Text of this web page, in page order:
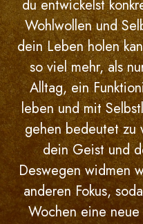
du entwickelst
Wohlwollen und
dein Leben holen
so viel mehr, als
Alltag, ein
leben und mit
gehen bedeutet zu
dein Geist und
Deswegen widmen
anderen Fokus,
Wochen eine